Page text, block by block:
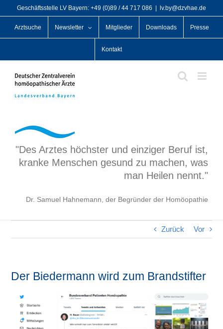
Inhalt
springen
Geschäftsstelle LV Bayern: +49 (0)89 / 44 717 086 lv.by@dzvhae.de
Arztsuche Newsletter Mitglieder Downloads Presse
Kontakt
"Des Arztes höchster und einziger Beruf ist,
kranke Menschen gesund zu machen, was
man Heilen nennt."
Dr. Samuel Hahnemann, der Begründer der Homöopathie
Zurück Vor
Der Biedermann wird zum Brandstifter